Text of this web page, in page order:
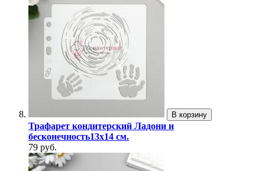
В корзину
Трафарет кондитерский Ладони и
бесконечность13х14 см.
79 руб.